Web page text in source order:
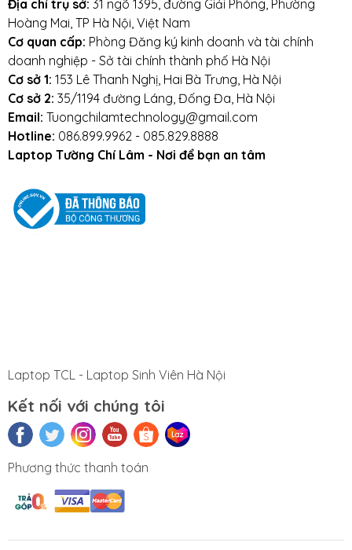
Địa chỉ trụ sở: 31 ngõ 1395, đường Giải Phóng, Phường
Hoàng Mai, TP Hà Nội, Việt Nam
Cơ quan cấp: Phòng Đăng ký kinh doanh và tài chính
doanh nghiệp - Sở tài chính thành phố Hà Nội
Cơ sở 1: 153 Lê Thanh Nghị, Hai Bà Trưng, Hà Nội
Cơ sở 2: 35/1194 đường Láng, Đống Đa, Hà Nội
Email: Tuongchilamtechnology@gmail.com
Hotline: 086.899.9962 - 085.829.8888
Laptop Tường Chí Lâm - Nơi để bạn an tâm
Laptop TCL - Laptop Sinh Viên Hà Nội
Kết nối với chúng tôi
Phương thức thanh toán